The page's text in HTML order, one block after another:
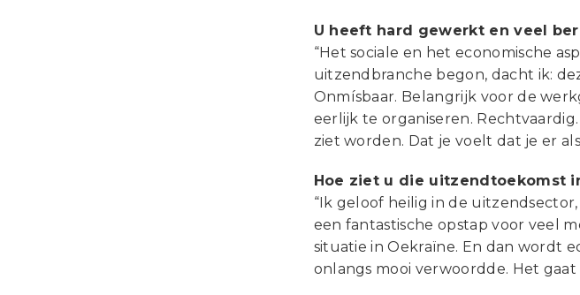
U heeft hard gewerkt en veel
“Het sociale en het economische
uitzendbranche begon, dacht ik:
Onmísbaar. Belangrijk voor de
eerlijk te organiseren.
ziet worden. Dat je voelt dat je er
Hoe ziet u die uitzendtoekomst
“Ik geloof heilig in de
een fantastische opstap voor veel
situatie in Oekraïne. En dan wordt
onlangs mooi verwoordde. Het